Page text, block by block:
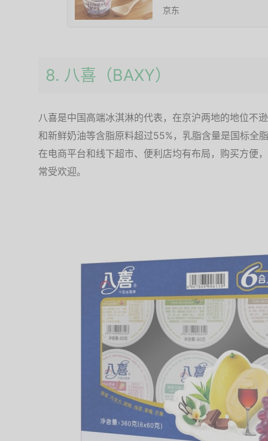
京东
8. 八喜（BAXY）
八喜是中国高端冰淇淋的代表，在京沪两地的地位不
和新鲜奶油等含脂原料超过55%，乳脂含量是国标全
在电商平台和线下超市、便利店均有布局，购买方便
常受欢迎。